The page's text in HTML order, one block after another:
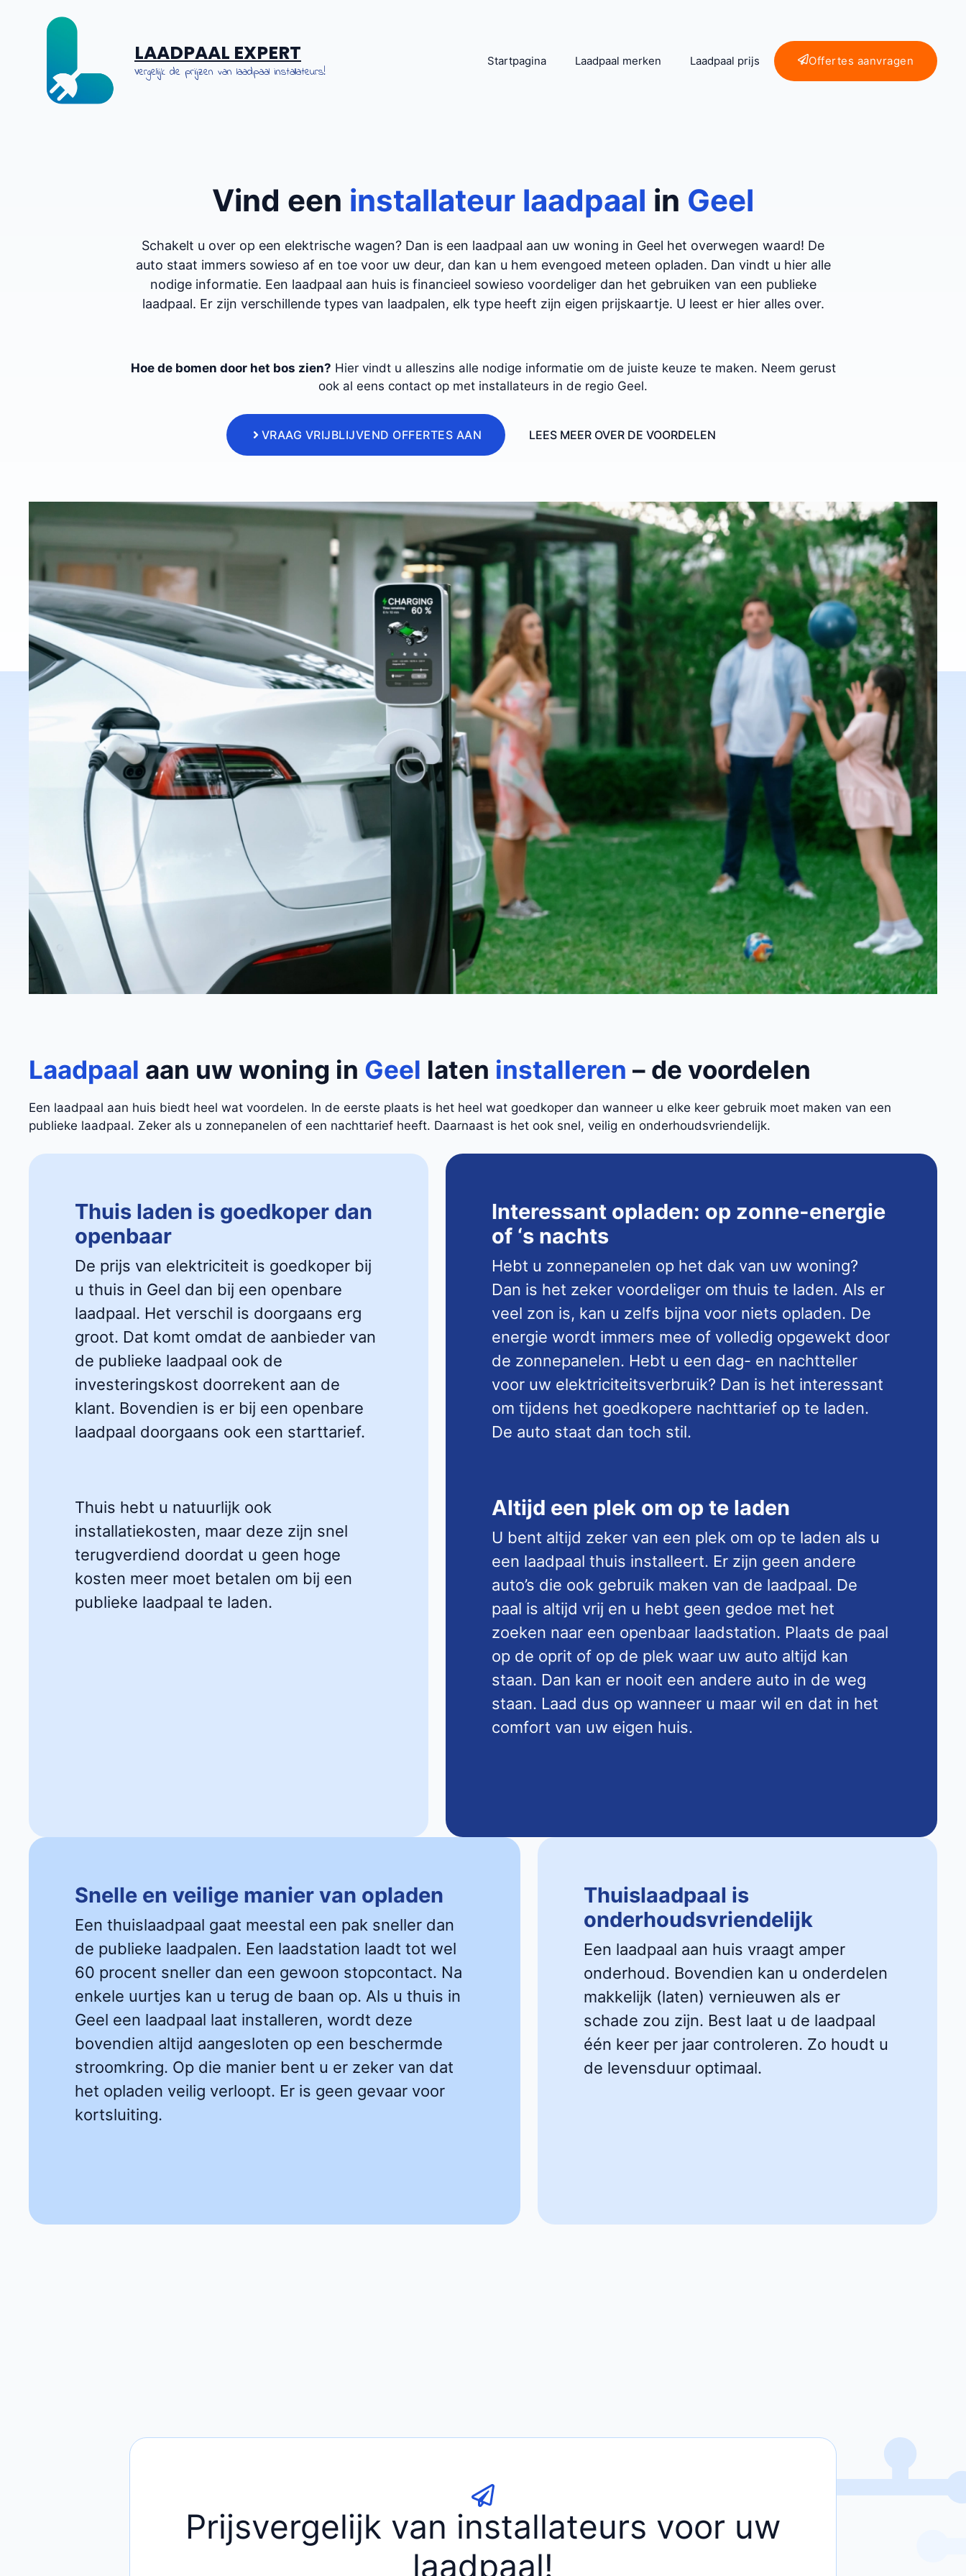
LAADPAAL EXPERT
Vergelijk de prijzen van laadpaal installateurs!
Startpagina Laadpaal merken Laadpaal prijs Offertes aanvragen
Vind een installateur laadpaal in Geel
Schakelt u over op een elektrische wagen? Dan is een laadpaal aan uw woning in Geel het overwegen waard! De
auto staat immers sowieso af en toe voor uw deur, dan kan u hem evengoed meteen opladen. Dan vindt u hier alle
nodige informatie. Een laadpaal aan huis is financieel sowieso voordeliger dan het gebruiken van een publieke
laadpaal. Er zijn verschillende types van laadpalen, elk type heeft zijn eigen prijskaartje. U leest er hier alles over.
Hoe de bomen door het bos zien? Hier vindt u alleszins alle nodige informatie om de juiste keuze te maken. Neem gerust
ook al eens contact op met installateurs in de regio Geel.
VRAAG VRIJBLIJVEND OFFERTES AAN LEES MEER OVER DE VOORDELEN
Laadpaal aan uw woning in Geel laten installeren – de voordelen
Een laadpaal aan huis biedt heel wat voordelen. In de eerste plaats is het heel wat goedkoper dan wanneer u elke keer gebruik moet maken van een
publieke laadpaal. Zeker als u zonnepanelen of een nachttarief heeft. Daarnaast is het ook snel, veilig en onderhoudsvriendelijk.
Interessant opladen: op zonne-energie
of ‘s nachts
Hebt u zonnepanelen op het dak van uw woning?
Dan is het zeker voordeliger om thuis te laden. Als er
veel zon is, kan u zelfs bijna voor niets opladen. De
energie wordt immers mee of volledig opgewekt door
de zonnepanelen. Hebt u een dag- en nachtteller
voor uw elektriciteitsverbruik? Dan is het interessant
om tijdens het goedkopere nachttarief op te laden.
De auto staat dan toch stil.
Altijd een plek om op te laden
U bent altijd zeker van een plek om op te laden als u
een laadpaal thuis installeert. Er zijn geen andere
auto’s die ook gebruik maken van de laadpaal. De
paal is altijd vrij en u hebt geen gedoe met het
zoeken naar een openbaar laadstation. Plaats de paal
op de oprit of op de plek waar uw auto altijd kan
staan. Dan kan er nooit een andere auto in de weg
staan. Laad dus op wanneer u maar wil en dat in het
comfort van uw eigen huis.
Snelle en veilige manier van opladen
Een thuislaadpaal gaat meestal een pak sneller dan
de publieke laadpalen. Een laadstation laadt tot wel
60 procent sneller dan een gewoon stopcontact. Na
enkele uurtjes kan u terug de baan op. Als u thuis in
Geel een laadpaal laat installeren, wordt deze
bovendien altijd aangesloten op een beschermde
stroomkring. Op die manier bent u er zeker van dat
het opladen veilig verloopt. Er is geen gevaar voor
kortsluiting.
Thuislaadpaal is
onderhoudsvriendelijk
Een laadpaal aan huis vraagt amper
onderhoud. Bovendien kan u onderdelen
makkelijk (laten) vernieuwen als er
schade zou zijn. Best laat u de laadpaal
één keer per jaar controleren. Zo houdt u
de levensduur optimaal.
Thuis laden is goedkoper dan
openbaar
De prijs van elektriciteit is goedkoper bij
u thuis in Geel dan bij een openbare
laadpaal. Het verschil is doorgaans erg
groot. Dat komt omdat de aanbieder van
de publieke laadpaal ook de
investeringskost doorrekent aan de
klant. Bovendien is er bij een openbare
laadpaal doorgaans ook een starttarief.
Thuis hebt u natuurlijk ook
installatiekosten, maar deze zijn snel
terugverdiend doordat u geen hoge
kosten meer moet betalen om bij een
publieke laadpaal te laden.
Prijsvergelijk van installateurs voor uw
laadpaal!